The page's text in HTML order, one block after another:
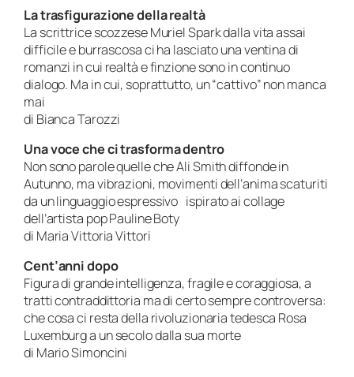
La trasfigurazione della realtà
La scrittrice scozzese Muriel Spark dalla vita assai
difficile e burrascosa ci ha lasciato una ventina di
romanzi in cui realtà e finzione sono in continuo
dialogo. Ma in cui, soprattutto, un “cattivo” non manca
mai
di Bianca Tarozzi
Una voce che ci trasforma dentro
Non sono parole quelle che Ali Smith diffonde in
Autunno, ma vibrazioni, movimenti dell’anima scaturiti
da un linguaggio espressivo ispirato ai collage
dell’artista pop Pauline Boty
di Maria Vittoria Vittori
Cent’anni dopo
Figura di grande intelligenza, fragile e coraggiosa, a
tratti contraddittoria ma di certo sempre controversa:
che cosa ci resta della rivoluzionaria tedesca Rosa
Luxemburg a un secolo dalla sua morte
di Mario Simoncini